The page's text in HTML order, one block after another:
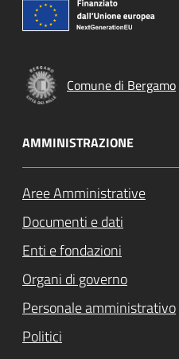
Comune di Bergamo
AMMINISTRAZIONE
Aree Amministrative
Documenti e dati
Enti e fondazioni
Organi di governo
Personale amministrativo
Politici